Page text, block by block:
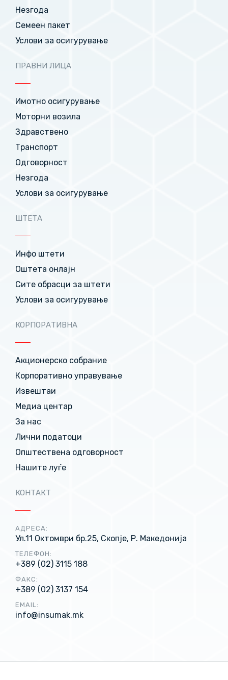
Незгода
Семеен пакет
Услови за осигурување
ПРАВНИ ЛИЦА
Имотно осигурување
Моторни возила
Здравствено
Транспорт
Одговорност
Незгода
Услови за осигурување
ШТЕТА
Инфо штети
Оштета онлајн
Сите обрасци за штети
Услови за осигурување
КОРПОРАТИВНА
Акционерско собрание
Корпоративно управување
Извештаи
Медиа центар
За нас
Лични податоци
Општествена одговорност
Нашите луѓе
КОНТАКТ
АДРЕСА:
Ул.11 Октомври бр.25, Скопје, Р. Македонија
ТЕЛЕФОН:
+389 (02) 3115 188
ФАКС:
+389 (02) 3137 154
EMAIL:
info@insumak.mk